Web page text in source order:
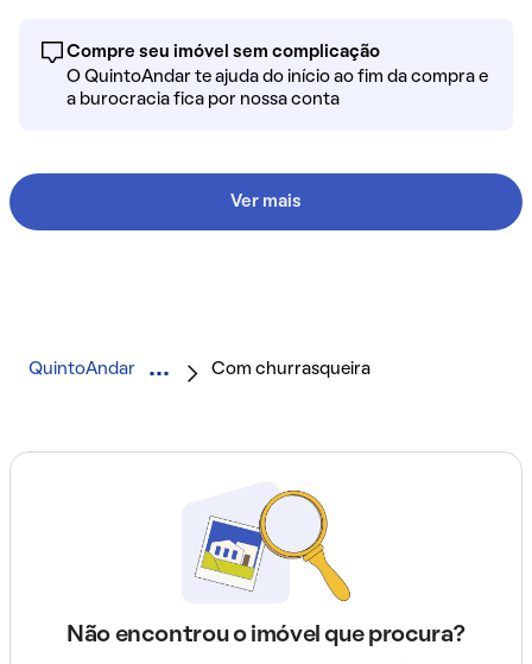
Compre seu imóvel sem complicação
O QuintoAndar te ajuda do início ao fim da compra e
a burocracia fica por nossa conta
Ver mais
QuintoAndar Com churrasqueira
Não encontrou o imóvel que procura?